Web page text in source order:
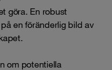
göra. En robust
en föränderlig bild av
om potentiella